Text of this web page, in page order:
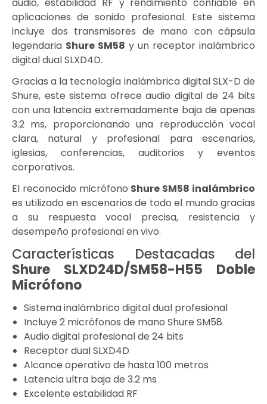
aplicaciones de sonido profesional. Este sistema
incluye dos transmisores de mano con cápsula
legendaria Shure SM58 y un receptor inalámbrico
digital dual SLXD4D.
Gracias a la tecnología inalámbrica digital SLX-D de
Shure, este sistema ofrece audio digital de 24 bits
con una latencia extremadamente baja de apenas
3.2 ms, proporcionando una reproducción vocal
clara, natural y profesional para escenarios,
iglesias, conferencias, auditorios y eventos
corporativos.
El reconocido micrófono Shure SM58 inalámbrico
es utilizado en escenarios de todo el mundo gracias
a su respuesta vocal precisa, resistencia y
desempeño profesional en vivo.
Características Destacadas del
Shure SLXD24D/SM58-H55 Doble
Micrófono
Sistema inalámbrico digital dual profesional
Incluye 2 micrófonos de mano Shure SM58
Audio digital profesional de 24 bits
Receptor dual SLXD4D
Alcance operativo de hasta 100 metros
Latencia ultra baja de 3.2 ms
Excelente estabilidad RF